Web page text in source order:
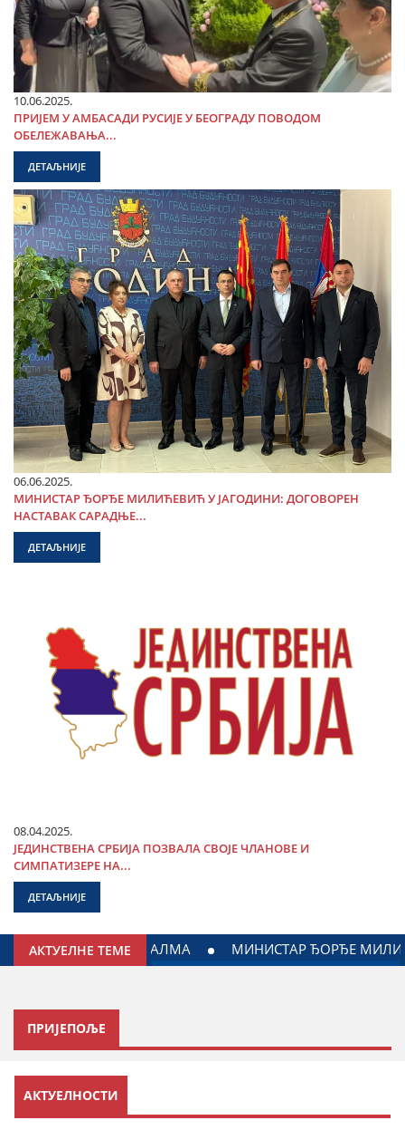
10.06.2025.
ПРИЈЕМ У АМБАСАДИ РУСИЈЕ У БЕОГРАДУ ПОВОДОМ
ОБЕЛЕЖАВАЊА...
ДЕТАЉНИЈЕ
06.06.2025.
МИНИСТАР ЂОРЂЕ МИЛИЋЕВИЋ У ЈАГОДИНИ: ДОГОВОРЕН
НАСТАВАК САРАДЊЕ...
ДЕТАЉНИЈЕ
08.04.2025.
ЈЕДИНСТВЕНА СРБИЈА ПОЗВАЛА СВОЈЕ ЧЛАНОВЕ И
СИМПАТИЗЕРЕ НА...
ДЕТАЉНИЈЕ
АКТУЕЛНЕ ТЕМЕ
ДОГОВОРЕН НАСТАВАК САРАДЊЕ ГРАДА
ПРИЈЕПОЉЕ
АКТУЕЛНОСТИ